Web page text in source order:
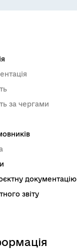
за чергами
документацію
звіту